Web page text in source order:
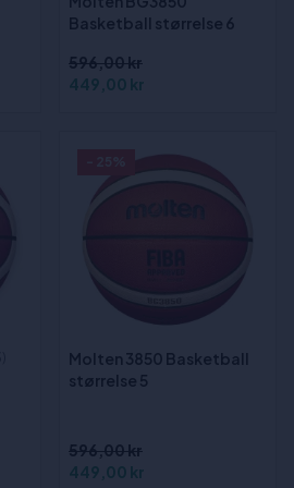
Basketball størrelse 6
596,00 kr
449,00 kr
Molten 3850 Basketball
størrelse 5
596,00 kr
449,00 kr